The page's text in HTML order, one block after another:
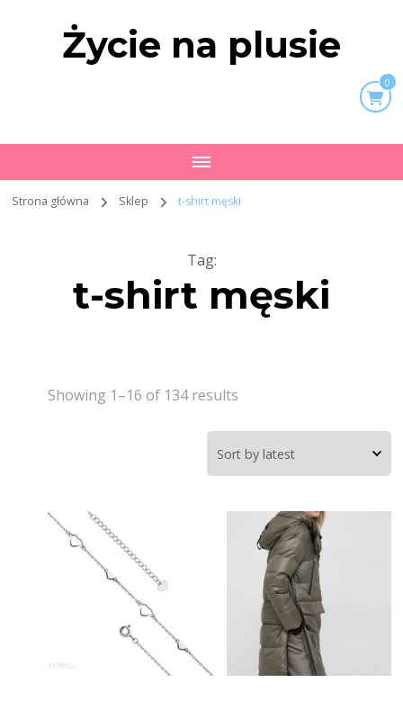
Życie na plusie
0
Strona główna Sklep t-shirt męski
Tag:
t-shirt męski
Showing 1–16 of 134 results